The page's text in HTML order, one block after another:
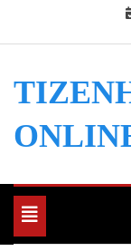
Toggle
navigation